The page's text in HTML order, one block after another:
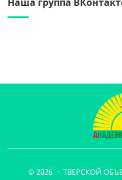
© 2026 · ТВЕРСКОЙ